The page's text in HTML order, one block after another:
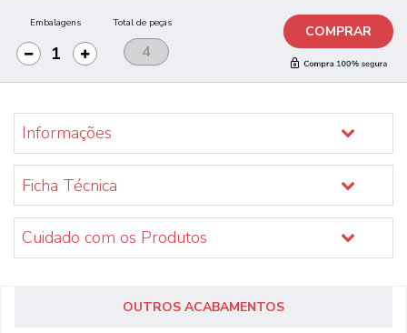
Embalagens Total de peças COMPRAR
Informações
Ficha Técnica
Cuidado com os Produtos
OUTROS ACABAMENTOS